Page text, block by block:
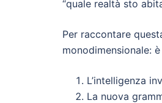
“quale realtà sto
Per raccontare
monodimensionale:
L’intelligenza
La nuova